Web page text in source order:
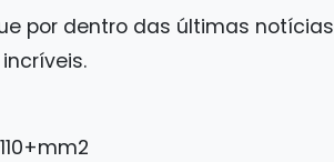
por dentro das últimas notícias